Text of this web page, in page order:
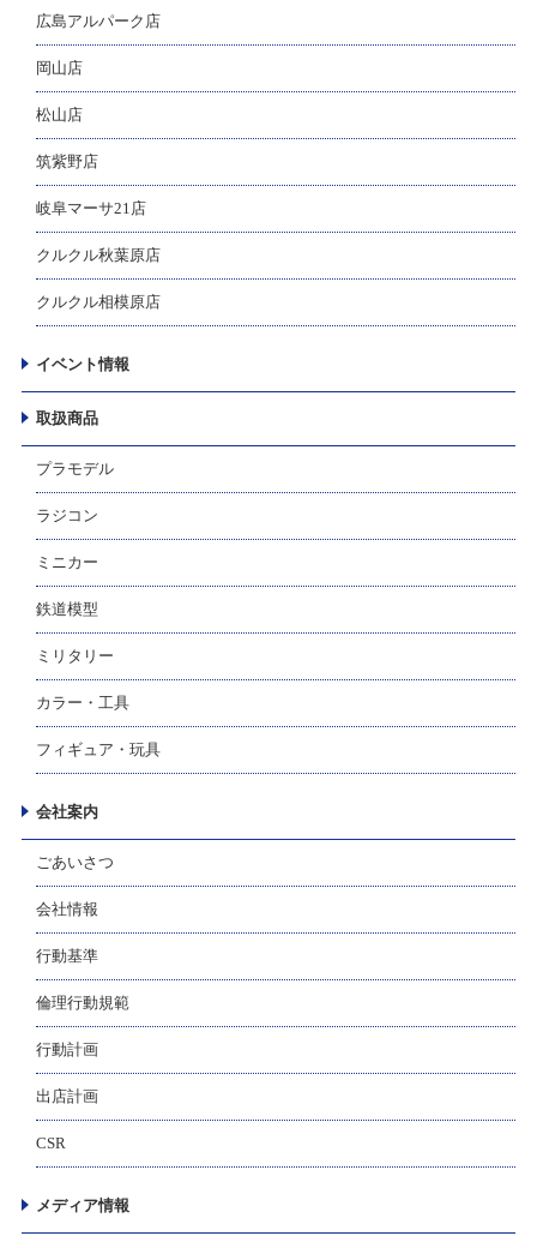
広島アルパーク店
岡山店
松山店
筑紫野店
岐阜マーサ21店
クルクル秋葉原店
クルクル相模原店
イベント情報
取扱商品
プラモデル
ラジコン
ミニカー
鉄道模型
ミリタリー
カラー・工具
フィギュア・玩具
会社案内
ごあいさつ
会社情報
行動基準
倫理行動規範
行動計画
出店計画
CSR
メディア情報